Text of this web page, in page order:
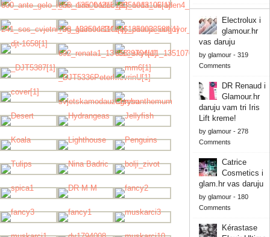
Electrolux i
glamour.hr
vas daruju
by glamour- 319
Comments
DR Renaud i
Glamour.hr
daruju vam tri Iris
Lift kreme!
by glamour- 278
Comments
Catrice
Cosmetics i
glam.hr vas daruju
by glamour- 180
Comments
Kérastase